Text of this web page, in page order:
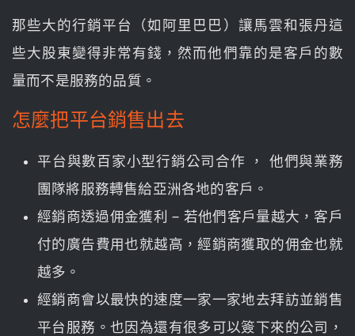
那些大的行銷平台（如阿里巴巴）讓馬雲和張丹這
些大股東變得非常有錢，然而他們靠的是客戶的數
量而不是服務的品質。
怎麼把平台銷售出去
平台與數百家小型行銷公司合作 ， 他們與業務
團隊將服務轉售給亞洲各地的客戶。
經銷商透過佣金獲利 – 若他們客戶量越大，客戶
付的廣告費用也就越高，經銷商獲取的佣金也就
越多。
經銷商會以最快的速度一家一家地去拜訪並銷售
平台服務。也因為還有很多可以簽下來的公司，